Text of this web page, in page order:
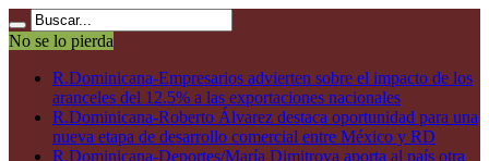
No se lo pierda
R.Dominicana-Empresarios advierten sobre el impacto de los
aranceles del 12.5% a las exportaciones nacionales
R.Dominicana-Roberto Álvarez destaca oportunidad para una
nueva etapa de desarrollo comercial entre México y RD
R.Dominicana-Deportes/María Dimitrova aporta al país otra